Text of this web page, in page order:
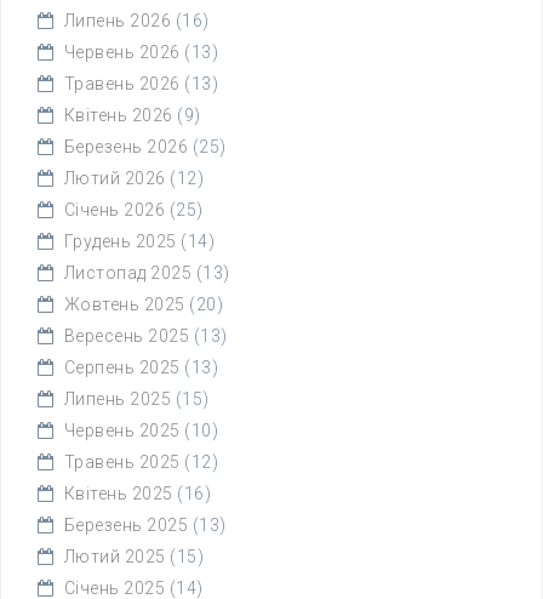
Липень 2026 (16)
Червень 2026 (13)
Травень 2026 (13)
Квітень 2026 (9)
Березень 2026 (25)
Лютий 2026 (12)
Січень 2026 (25)
Грудень 2025 (14)
Листопад 2025 (13)
Жовтень 2025 (20)
Вересень 2025 (13)
Серпень 2025 (13)
Липень 2025 (15)
Червень 2025 (10)
Травень 2025 (12)
Квітень 2025 (16)
Березень 2025 (13)
Лютий 2025 (15)
Січень 2025 (14)